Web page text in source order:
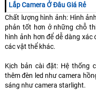
Lắp Camera Ở Đâu Giá Rẻ
Chất lượng hình ảnh: Hình
phản tốt hơn ở những chỗ
hình ảnh hơn để dễ dàng
các vật thể khác.
Kịch bản cài đặt: Hệ thống
thêm đèn led như camera
sáng như camera starlight.